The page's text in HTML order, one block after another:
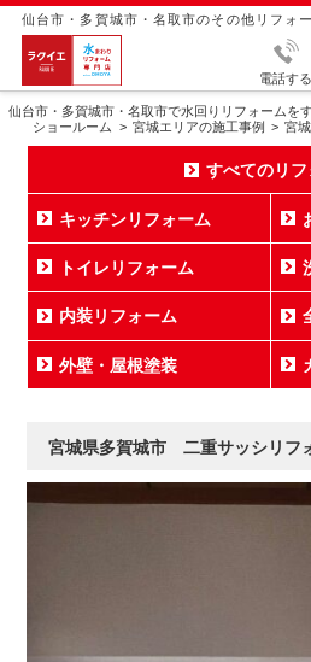
仙台市・多賀城市・名取市のその他リフォ
電話する
仙台市・多賀城市・名取市で水回りリフォームを
ショールーム
宮城エリアの施工事例 宮
すべてのリフ
キッチンリフォーム
トイレリフォーム
内装リフォーム
外壁・屋根塗装
宮城県多賀城市 二重サッシリフ